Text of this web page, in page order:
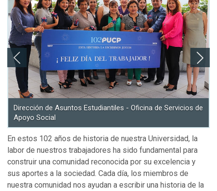
Dirección de Asuntos Estudiantiles - Oficina de Servicios de
Apoyo Social
En estos 102 años de historia de nuestra Universidad, la
labor de nuestros trabajadores ha sido fundamental para
construir una comunidad reconocida por su excelencia y
sus aportes a la sociedad. Cada día, los miembros de
nuestra comunidad nos ayudan a escribir una historia de la